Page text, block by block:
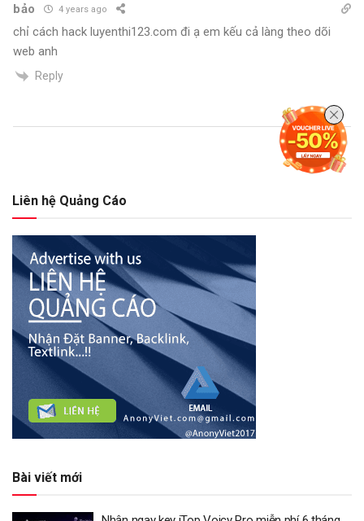
bảo 4 years ago
chỉ cách hack luyenthi123.com đi ạ em kếu cả làng theo dõi
web anh
Reply
Liên hệ Quảng Cáo
Bài viết mới